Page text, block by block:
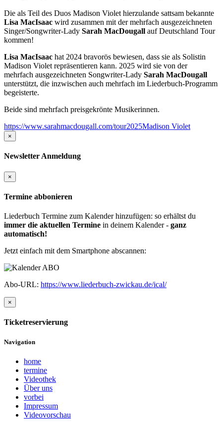
Die als Teil des Duos Madison Violet hierzulande sattsam bekannte
Lisa MacIsaac wird zusammen mit der mehrfach ausgezeichneten
Singer/Songwriter-Lady Sarah MacDougall auf Deutschland Tour
kommen!
Lisa MacIsaac hat 2024 bravorös bewiesen, dass sie als Solistin
Madison Violet repräsentieren kann. 2025 wird sie von der
mehrfach ausgezeichneten Songwriter-Lady Sarah MacDougall
unterstützt, die inzwischen auch mehrfach im Liederbuch-Programm
begeisterte.
Beide sind mehrfach preisgekrönte Musikerinnen.
https://www.sarahmacdougall.com/tour2025Madison Violet
×
Newsletter Anmeldung
×
Termine abbonieren
Liederbuch Termine zum Kalender hinzufügen: so erhältst du
immer die aktuellen Termine in deinem Kalender - ganz
automatisch!
Jetzt einfach mit dem Smartphone abscannen:
Abo-URL: https://www.liederbuch-zwickau.de/ical/
×
Ticketreservierung
Navigation
home
termine
Videothek
Über uns
vorbei
Impressum
Videovorschau